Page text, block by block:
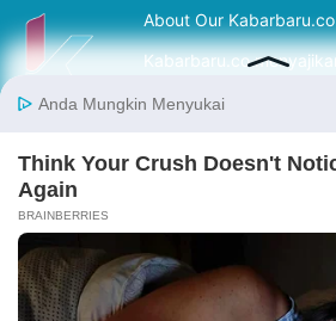
About Our Kabarbaru.co
Kabarbaru.co
serta terverifikasi dari
Follow Kabarbaru